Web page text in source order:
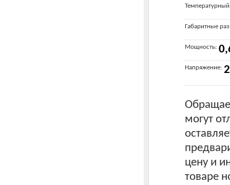
Габаритные
Мощность:
Напряжение:
могут
цену и
товаре